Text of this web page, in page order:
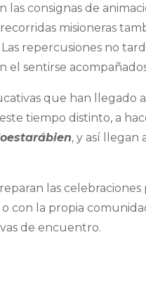
consignas de
misioneras
repercusiones no
el sentirse
que han llegado
tiempo distinto, a
, y así llegan
las
con la propia
de encuentro.